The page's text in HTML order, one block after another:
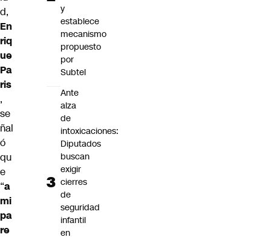
d,
En
riq
ue
Pa
ris
,
se
ñal
ó
qu
e
“a
mi
pa
re
y
establece
mecanismo
propuesto
por
Subtel
Ante
alza
de
intoxicaciones:
Diputados
buscan
exigir
cierres
de
seguridad
infantil
en